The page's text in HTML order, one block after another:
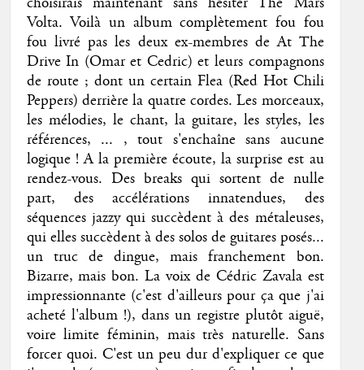
Volta. Voilà un album complètement fou fou
fou livré pas les deux ex-membres de At The
Drive In (Omar et Cedric) et leurs compagnons
de route ; dont un certain Flea (Red Hot Chili
Peppers) derrière la quatre cordes. Les morceaux,
les mélodies, le chant, la guitare, les styles, les
références, ... , tout s'enchaîne sans aucune
logique ! A la première écoute, la surprise est au
rendez-vous. Des breaks qui sortent de nulle
part, des accélérations innatendues, des
séquences jazzy qui succèdent à des métaleuses,
qui elles succèdent à des solos de guitares posés...
un truc de dingue, mais franchement bon.
Bizarre, mais bon. La voix de Cédric Zavala est
impressionnante (c'est d'ailleurs pour ça que j'ai
acheté l'album !), dans un registre plutôt aiguë,
voire limite féminin, mais très naturelle. Sans
forcer quoi. C'est un peu dur d'expliquer ce que